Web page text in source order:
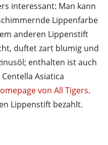
interessant: Man kann
Lippenfarbe
anderen Lippenstift
duftet zart blumig und
enthalten ist auch
Asiatica
von All Tigers.
Lippenstift bezahlt.